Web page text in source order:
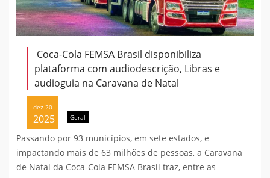
Coca-Cola FEMSA Brasil disponibiliza
plataforma com audiodescrição, Libras e
audioguia na Caravana de Natal
dez 20
2025 Geral
Passando por 93 municípios, em sete estados, e
impactando mais de 63 milhões de pessoas, a Caravana
de Natal da Coca-Cola FEMSA Brasil traz, entre as